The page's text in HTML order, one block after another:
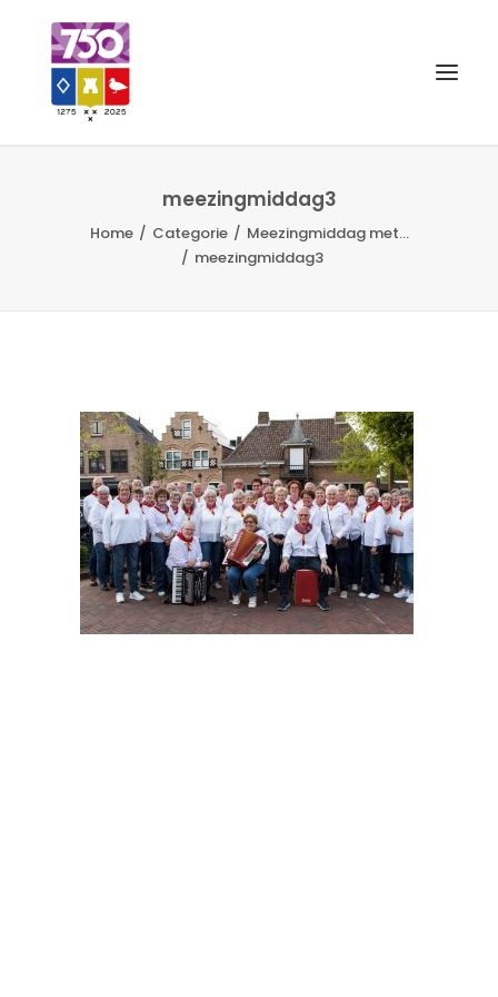
OUD GASTEL 750
EVENEMENTEN
CONTACT
meezingmiddag3
Home Categorie
Meezingmiddag met...
meezingmiddag3